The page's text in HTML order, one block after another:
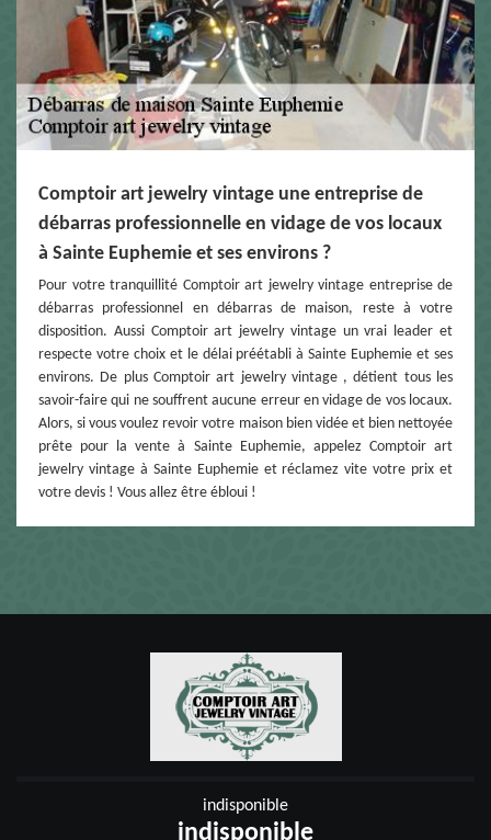
Comptoir art jewelry vintage une entreprise de
débarras professionnelle en vidage de vos locaux
à Sainte Euphemie et ses environs ?
Pour votre tranquillité Comptoir art jewelry vintage entreprise de
débarras professionnel en débarras de maison, reste à votre
disposition. Aussi Comptoir art jewelry vintage un vrai leader et
respecte votre choix et le délai préétabli à Sainte Euphemie et ses
environs. De plus Comptoir art jewelry vintage , détient tous les
savoir-faire qui ne souffrent aucune erreur en vidage de vos locaux.
Alors, si vous voulez revoir votre maison bien vidée et bien nettoyée
prête pour la vente à Sainte Euphemie, appelez Comptoir art
jewelry vintage à Sainte Euphemie et réclamez vite votre prix et
votre devis ! Vous allez être ébloui !
indisponible
indisponible